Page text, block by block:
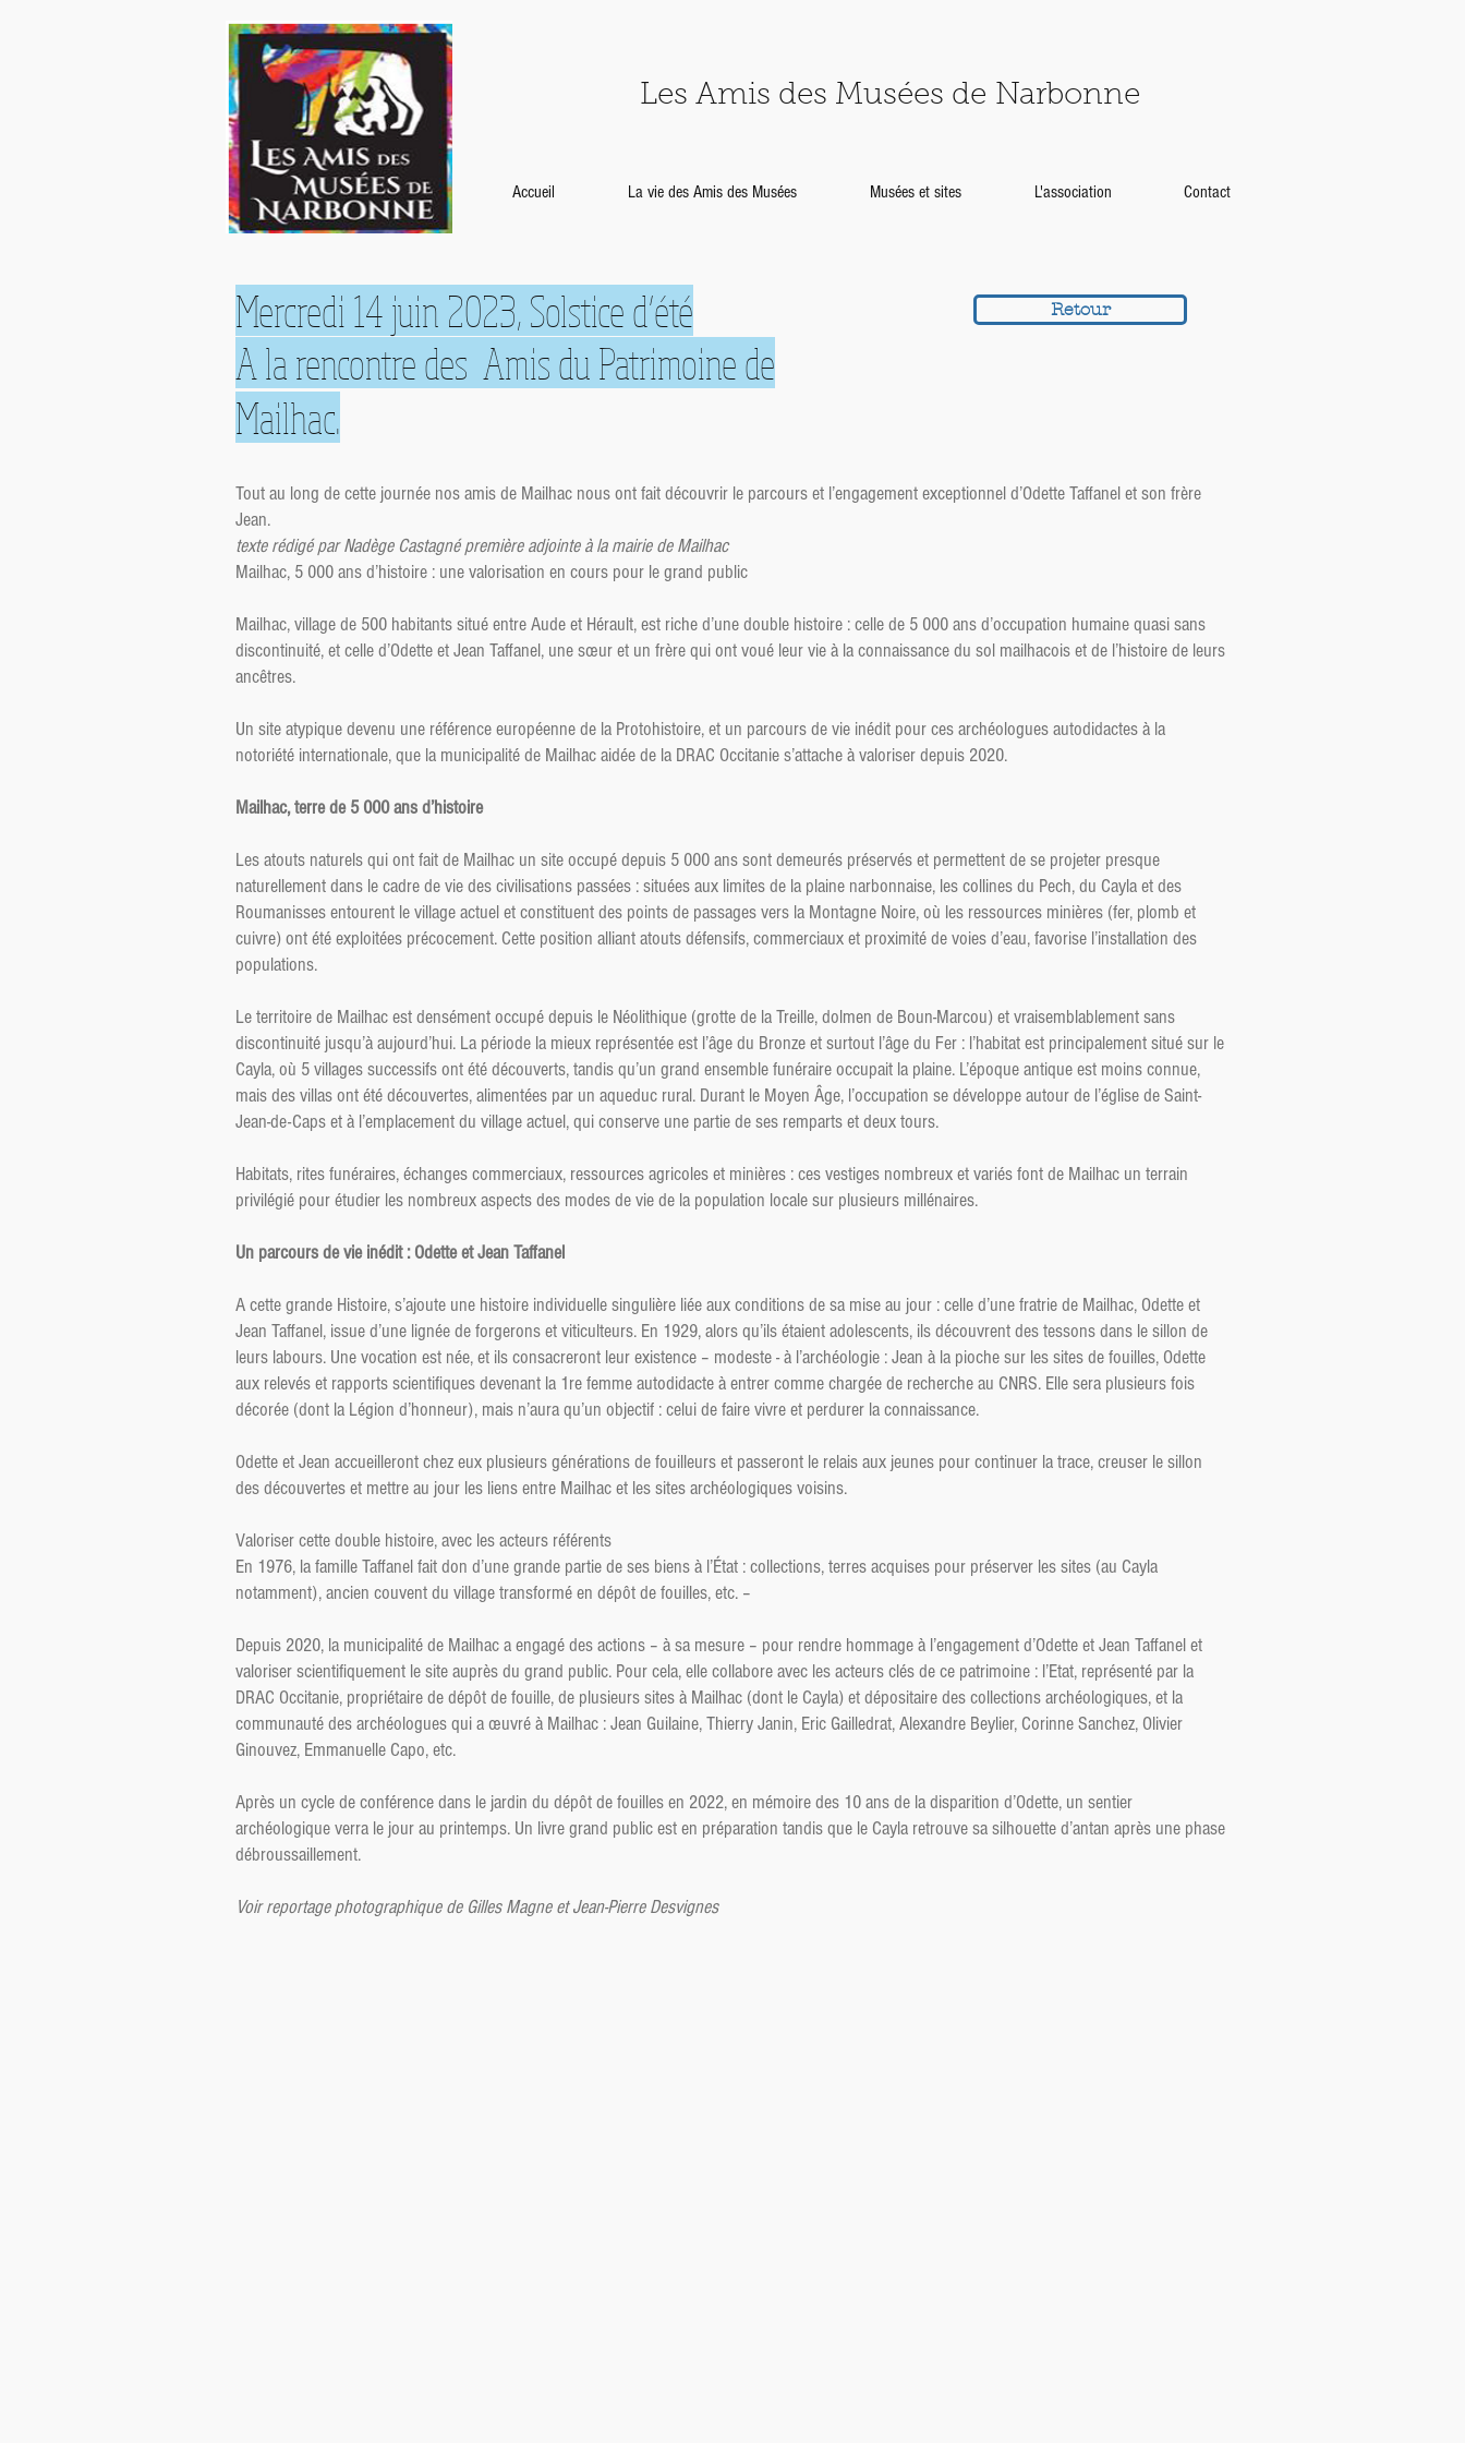
Les Amis des Musées de Narbonne
Accueil La vie des Amis des Musées Musées et sites L'association Contact
Mercredi 14 juin 2023, Solstice d’été
A la rencontre des Amis du Patrimoine de
Mailhac.
Retour
Tout au long de cette journée nos amis de Mailhac nous ont fait découvrir le parcours et l’engagement exceptionnel d’Odette Taffanel et son frère
Jean.
texte rédigé par Nadège Castagné première adjointe à la mairie de Mailhac
Mailhac, 5 000 ans d’histoire : une valorisation en cours pour le grand public
Mailhac, village de 500 habitants situé entre Aude et Hérault, est riche d’une double histoire : celle de 5 000 ans d’occupation humaine quasi sans
discontinuité, et celle d’Odette et Jean Taffanel, une sœur et un frère qui ont voué leur vie à la connaissance du sol mailhacois et de l’histoire de leurs
ancêtres.
Un site atypique devenu une référence européenne de la Protohistoire, et un parcours de vie inédit pour ces archéologues autodidactes à la
notoriété internationale, que la municipalité de Mailhac aidée de la DRAC Occitanie s’attache à valoriser depuis 2020.
Mailhac, terre de 5 000 ans d’histoire
Les atouts naturels qui ont fait de Mailhac un site occupé depuis 5 000 ans sont demeurés préservés et permettent de se projeter presque
naturellement dans le cadre de vie des civilisations passées : situées aux limites de la plaine narbonnaise, les collines du Pech, du Cayla et des
Roumanisses entourent le village actuel et constituent des points de passages vers la Montagne Noire, où les ressources minières (fer, plomb et
cuivre) ont été exploitées précocement. Cette position alliant atouts défensifs, commerciaux et proximité de voies d’eau, favorise l’installation des
populations.
Le territoire de Mailhac est densément occupé depuis le Néolithique (grotte de la Treille, dolmen de Boun-Marcou) et vraisemblablement sans
discontinuité jusqu’à aujourd’hui. La période la mieux représentée est l’âge du Bronze et surtout l’âge du Fer : l’habitat est principalement situé sur le
Cayla, où 5 villages successifs ont été découverts, tandis qu’un grand ensemble funéraire occupait la plaine. L’époque antique est moins connue,
mais des villas ont été découvertes, alimentées par un aqueduc rural. Durant le Moyen Âge, l’occupation se développe autour de l’église de Saint-
Jean-de-Caps et à l’emplacement du village actuel, qui conserve une partie de ses remparts et deux tours.
Habitats, rites funéraires, échanges commerciaux, ressources agricoles et minières : ces vestiges nombreux et variés font de Mailhac un terrain
privilégié pour étudier les nombreux aspects des modes de vie de la population locale sur plusieurs millénaires.
Un parcours de vie inédit : Odette et Jean Taffanel
A cette grande Histoire, s’ajoute une histoire individuelle singulière liée aux conditions de sa mise au jour : celle d’une fratrie de Mailhac, Odette et
Jean Taffanel, issue d’une lignée de forgerons et viticulteurs. En 1929, alors qu’ils étaient adolescents, ils découvrent des tessons dans le sillon de
leurs labours. Une vocation est née, et ils consacreront leur existence – modeste - à l’archéologie : Jean à la pioche sur les sites de fouilles, Odette
aux relevés et rapports scientifiques devenant la 1re femme autodidacte à entrer comme chargée de recherche au CNRS. Elle sera plusieurs fois
décorée (dont la Légion d’honneur), mais n’aura qu’un objectif : celui de faire vivre et perdurer la connaissance.
Odette et Jean accueilleront chez eux plusieurs générations de fouilleurs et passeront le relais aux jeunes pour continuer la trace, creuser le sillon
des découvertes et mettre au jour les liens entre Mailhac et les sites archéologiques voisins.
Valoriser cette double histoire, avec les acteurs référents
En 1976, la famille Taffanel fait don d’une grande partie de ses biens à l’État : collections, terres acquises pour préserver les sites (au Cayla
notamment), ancien couvent du village transformé en dépôt de fouilles, etc. –
Depuis 2020, la municipalité de Mailhac a engagé des actions – à sa mesure – pour rendre hommage à l’engagement d’Odette et Jean Taffanel et
valoriser scientifiquement le site auprès du grand public. Pour cela, elle collabore avec les acteurs clés de ce patrimoine : l’Etat, représenté par la
DRAC Occitanie, propriétaire de dépôt de fouille, de plusieurs sites à Mailhac (dont le Cayla) et dépositaire des collections archéologiques, et la
communauté des archéologues qui a œuvré à Mailhac : Jean Guilaine, Thierry Janin, Eric Gailledrat, Alexandre Beylier, Corinne Sanchez, Olivier
Ginouvez, Emmanuelle Capo, etc.
Après un cycle de conférence dans le jardin du dépôt de fouilles en 2022, en mémoire des 10 ans de la disparition d’Odette, un sentier
archéologique verra le jour au printemps. Un livre grand public est en préparation tandis que le Cayla retrouve sa silhouette d’antan après une phase
débroussaillement.
Voir reportage photographique de Gilles Magne et Jean-Pierre Desvignes